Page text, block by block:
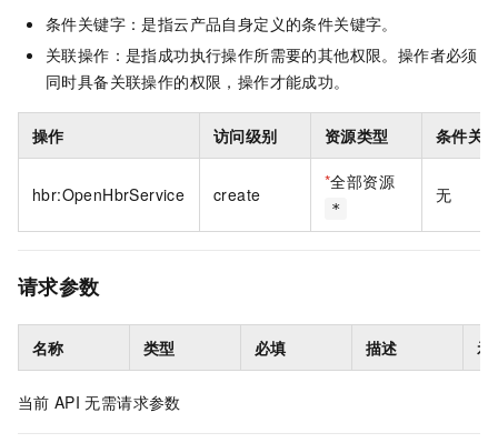
条件关键字：是指云产品自身定义的条件关键字。
关联操作：是指成功执行操作所需要的其他权限。操作者必须
同时具备关联操作的权限，操作才能成功。
操作 访问级别 资源类型 条件关
hbr:OpenHbrService create
*全部资源
*
无
请求参数
名称 类型 必填 描述 示
当前 API 无需请求参数